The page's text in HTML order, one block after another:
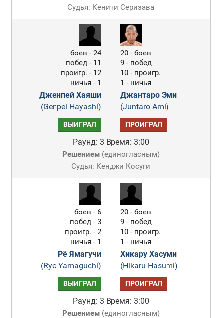
Судья: Кеничи Серизава
боев - 24
побед - 11
проигр. - 12
ничья - 1
Дженпей Хаяши
(Genpei Hayashi)
20 - боев
9 - побед
10 - проигр.
1 - ничья
Джантаро Эми
(Juntaro Ami)
ВЫИГРАЛ ПРОИГРАЛ
Раунд: 3 Время: 3:00
Решением(единогласным)
Судья: Кенджи Косуги
боев - 6
побед - 3
проигр. - 2
ничья - 1
Рё Ямагучи
(Ryo Yamaguchi)
20 - боев
9 - побед
10 - проигр.
1 - ничья
Хикару Хасуми
(Hikaru Hasumi)
ВЫИГРАЛ ПРОИГРАЛ
Раунд: 3 Время: 3:00
Решением(единогласным)